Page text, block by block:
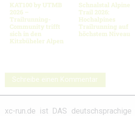
KAT100 by UTMB
2026 –
Trailrunning-
Community trifft
sich in den
Kitzbüheler Alpen
Schnalstal Alpine
Trail 2026:
Hochalpines
Trailrunning auf
höchstem Niveau
Schreibe einen Kommentar
xc-run.de ist DAS deutschsprachige